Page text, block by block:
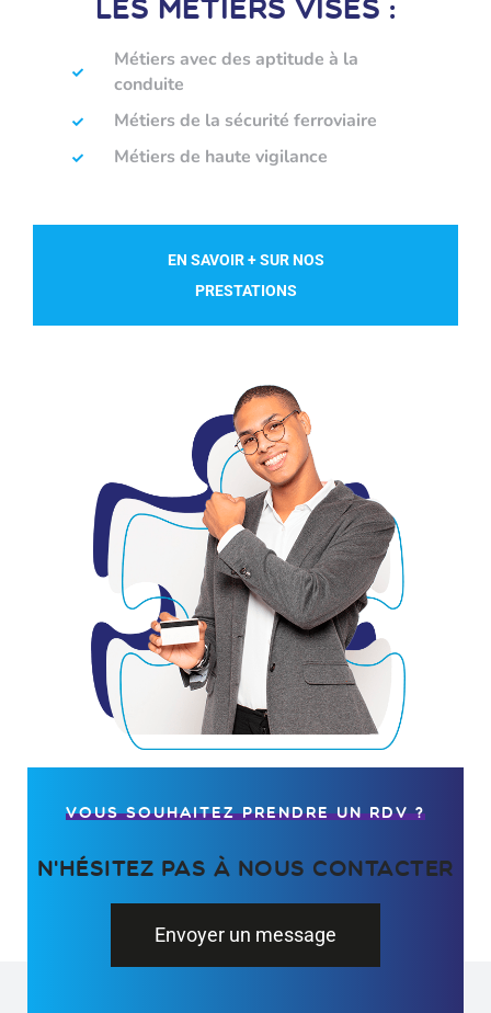
Les métiers visés :
Métiers avec des aptitude à la
conduite
Métiers de la sécurité ferroviaire
Métiers de haute vigilance
EN SAVOIR + SUR NOS
PRESTATIONS
VOUS SOUHAITEZ PRENDRE UN RDV ?
N'hésitez pas à nous contacter
Envoyer un message